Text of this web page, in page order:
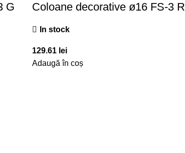
G Coloane decorative ø16 FS-3 R
In stock
129.61 lei
Adaugă în coș